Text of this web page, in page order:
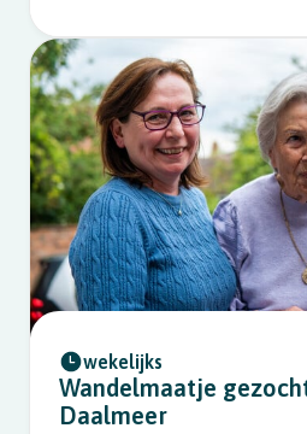
wekelijks
Wandelmaatje
Daalmeer